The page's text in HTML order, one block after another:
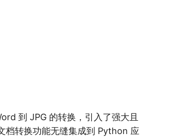
到 JPG 的转换，引入了强大且
档转换功能无缝集成到 Python 应